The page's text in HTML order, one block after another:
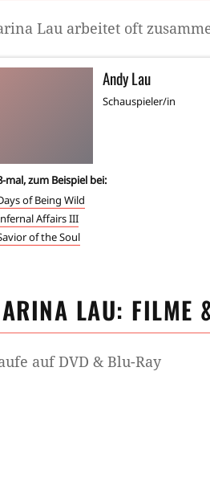
Lau arbeitet oft
Andy Lau
Schauspieler/in
-mal, zum Beispiel bei:
of Being Wild
Affairs III
of the Soul
LAU: FILME
auf DVD & Blu-Ray